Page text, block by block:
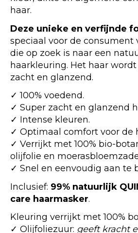
haar.
Deze unieke en verfijnde
speciaal voor de consument
die op zoek is naar een
haarkleuring. Het haar
zacht en glanzend.
✓ 100% voedend.
✓ Super zacht en glanzend
✓ Intense kleuren.
✓ Optimaal comfort voor de
✓ Verrijkt met 100% bio-
olijfolie en
✓ Snel en eenvoudig aan te
Inclusief: 99% natuurlijk
care haarmasker.
Kleuring verrijkt met 100%
✓ Olijfoliezuur: geeft kracht